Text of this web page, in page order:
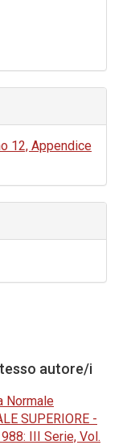
12, Appendice
autore/i
Normale
SUPERIORE -
III Serie, Vol.